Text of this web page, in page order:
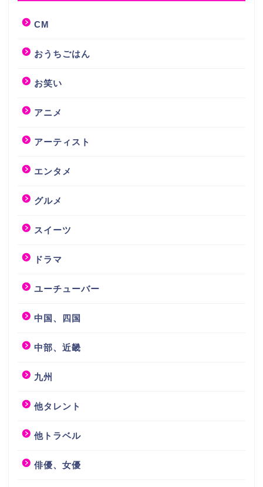
CM
おうちごはん
お笑い
アニメ
アーティスト
エンタメ
グルメ
スイーツ
ドラマ
ユーチューバー
中国、四国
中部、近畿
九州
他タレント
他トラベル
俳優、女優